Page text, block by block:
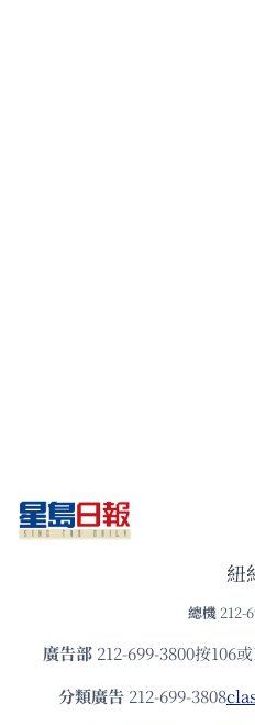
紐
總機 212-
廣告部212-699-3800按106或
分類廣告 212-699-3808